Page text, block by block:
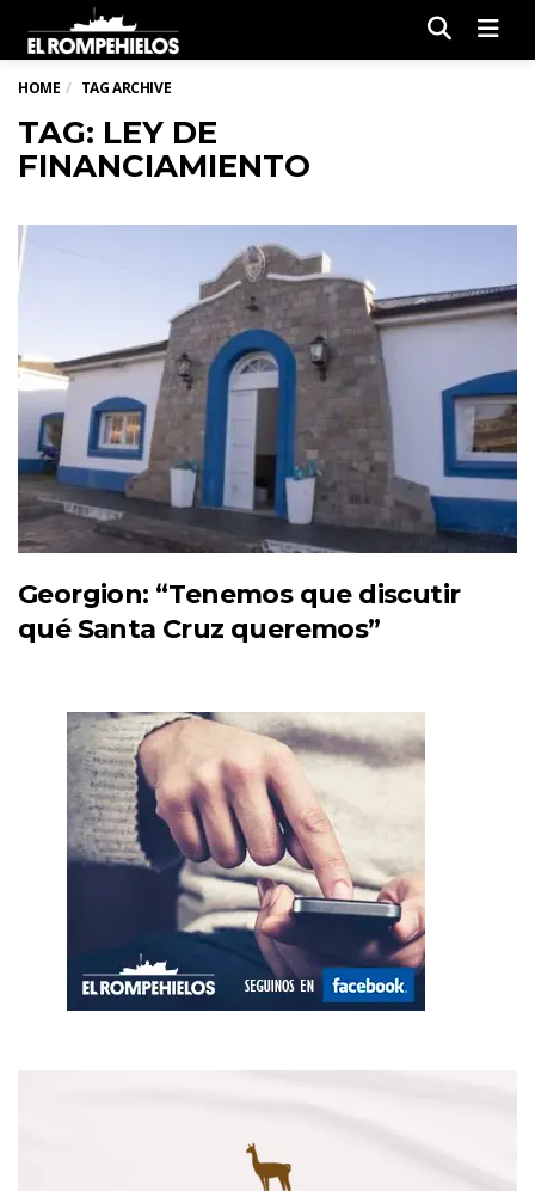
HOME TAG ARCHIVE
TAG: LEY DE
FINANCIAMIENTO
Georgion: “Tenemos que discutir
qué Santa Cruz queremos”